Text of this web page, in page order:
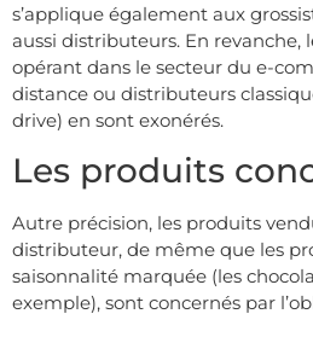
s’applique également aux
aussi distributeurs. En revanche,
opérant dans le secteur du e-
distance ou distributeurs
drive) en sont exonérés.
Les produits
Autre précision, les produits
distributeur, de même que les
saisonnalité marquée (les
exemple), sont concernés par